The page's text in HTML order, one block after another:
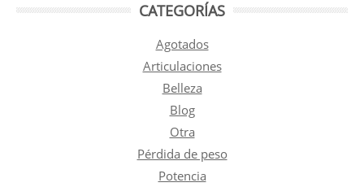
CATEGORÍAS
Agotados
Articulaciones
Belleza
Blog
Otra
Pérdida de peso
Potencia